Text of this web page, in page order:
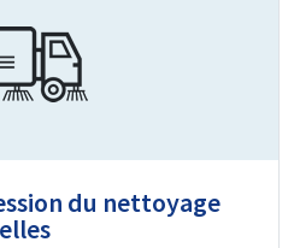
du nettoyage